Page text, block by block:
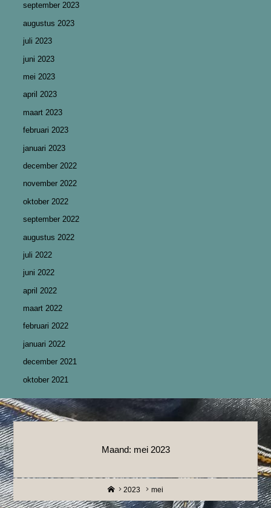
september 2023
augustus 2023
juli 2023
juni 2023
mei 2023
april 2023
maart 2023
februari 2023
januari 2023
december 2022
november 2022
oktober 2022
september 2022
augustus 2022
juli 2022
juni 2022
april 2022
maart 2022
februari 2022
januari 2022
december 2021
oktober 2021
Maand: mei 2023
Home
2023 mei